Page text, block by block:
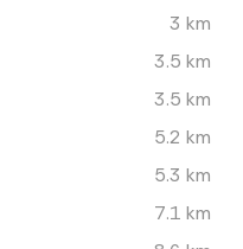
3 km
3.5 km
3.5 km
5.2 km
5.3 km
7.1 km